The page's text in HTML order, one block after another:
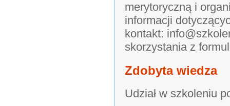
merytoryczną i
informacji
kontakt:
skorzystania z
Zdobyta wiedza
Udział w szkoleniu